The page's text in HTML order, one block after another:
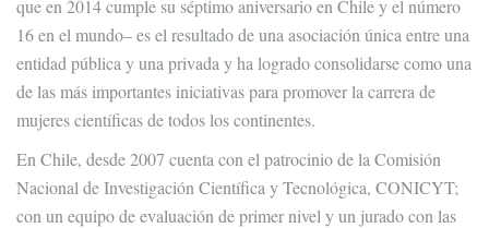
que en 2014 cumple su séptimo aniversario en Chile y el número
16 en el mundo– es el resultado de una asociación única entre una
entidad pública y una privada y ha logrado consolidarse como una
de las más importantes iniciativas para promover la carrera de
mujeres científicas de todos los continentes.
En Chile, desde 2007 cuenta con el patrocinio de la Comisión
Nacional de Investigación Científica y Tecnológica, CONICYT;
con un equipo de evaluación de primer nivel y un jurado con las